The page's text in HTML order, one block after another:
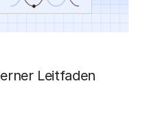
Leitfaden